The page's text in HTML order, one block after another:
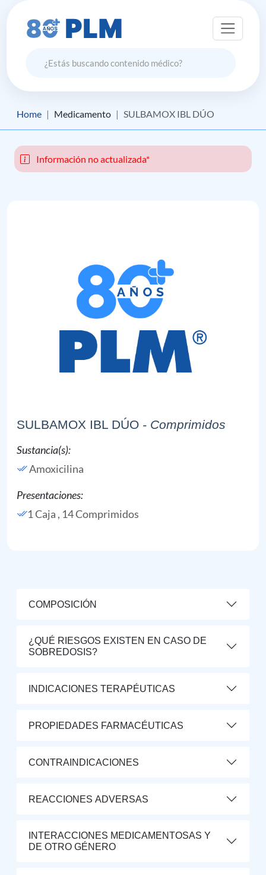
Home Medicamento SULBAMOX IBL DÚO
Información no actualizada*
SULBAMOX IBL DÚO - Comprimidos
Sustancia(s):
Amoxicilina
Presentaciones:
1 Caja , 14 Comprimidos
COMPOSICIÓN
¿QUÉ RIESGOS EXISTEN EN CASO DE
SOBREDOSIS?
INDICACIONES TERAPÉUTICAS
PROPIEDADES FARMACÉUTICAS
CONTRAINDICACIONES
REACCIONES ADVERSAS
INTERACCIONES MEDICAMENTOSAS Y
DE OTRO GÉNERO